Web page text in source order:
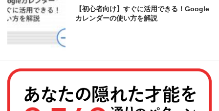
【初心者向け】すぐに活用できる！Google
カレンダーの使い方を解説